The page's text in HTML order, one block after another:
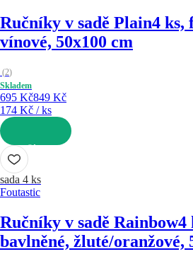
Ručníky v sadě Plain4 ks,
vínové, 50x100 cm
(2)
Skladem
695 Kč849 Kč
174 Kč / ks
DO KOŠÍKU
sada 4 ks
Foutastic
Ručníky v sadě Rainbow4
bavlněné, žluté/oranžové,